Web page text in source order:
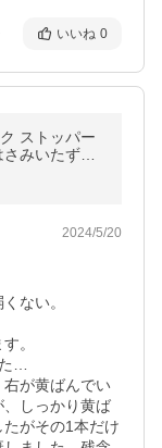
いいね 0
ストッパー
みいたずら
全対策 ドア
2024/5/20
ない。
。
…
が黄ばんでい
しっかり黄ば
がその1本だけ